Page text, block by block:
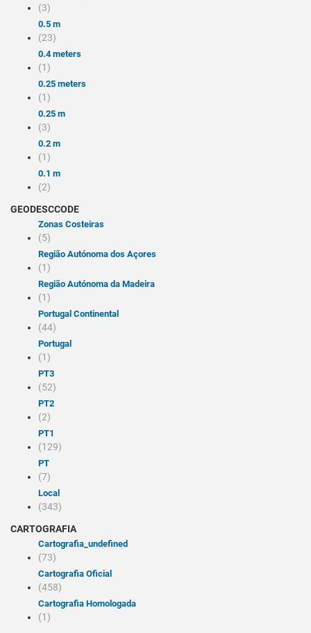
(3)
0.5 m
(23)
0.4 meters
(1)
0.25 meters
(1)
0.25 m
(3)
0.2 m
(1)
0.1 m
(2)
GEODESCCODE
Zonas Costeiras
(5)
Região Autónoma dos Açores
(1)
Região Autónoma da Madeira
(1)
Portugal Continental
(44)
Portugal
(1)
PT3
(52)
PT2
(2)
PT1
(129)
PT
(7)
Local
(343)
CARTOGRAFIA
cartografia_undefined
(73)
Cartografia Oficial
(458)
Cartografia Homologada
(1)